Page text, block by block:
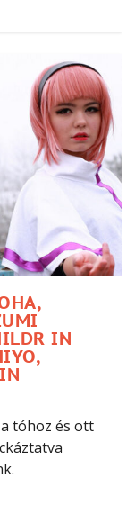
IN
tóhoz és ott